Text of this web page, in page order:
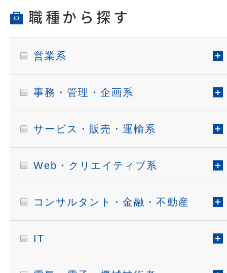
職種から探す
営業系
事務・管理・企画系
サービス・販売・運輸系
Web・クリエイティブ系
コンサルタント・金融・不動産
IT